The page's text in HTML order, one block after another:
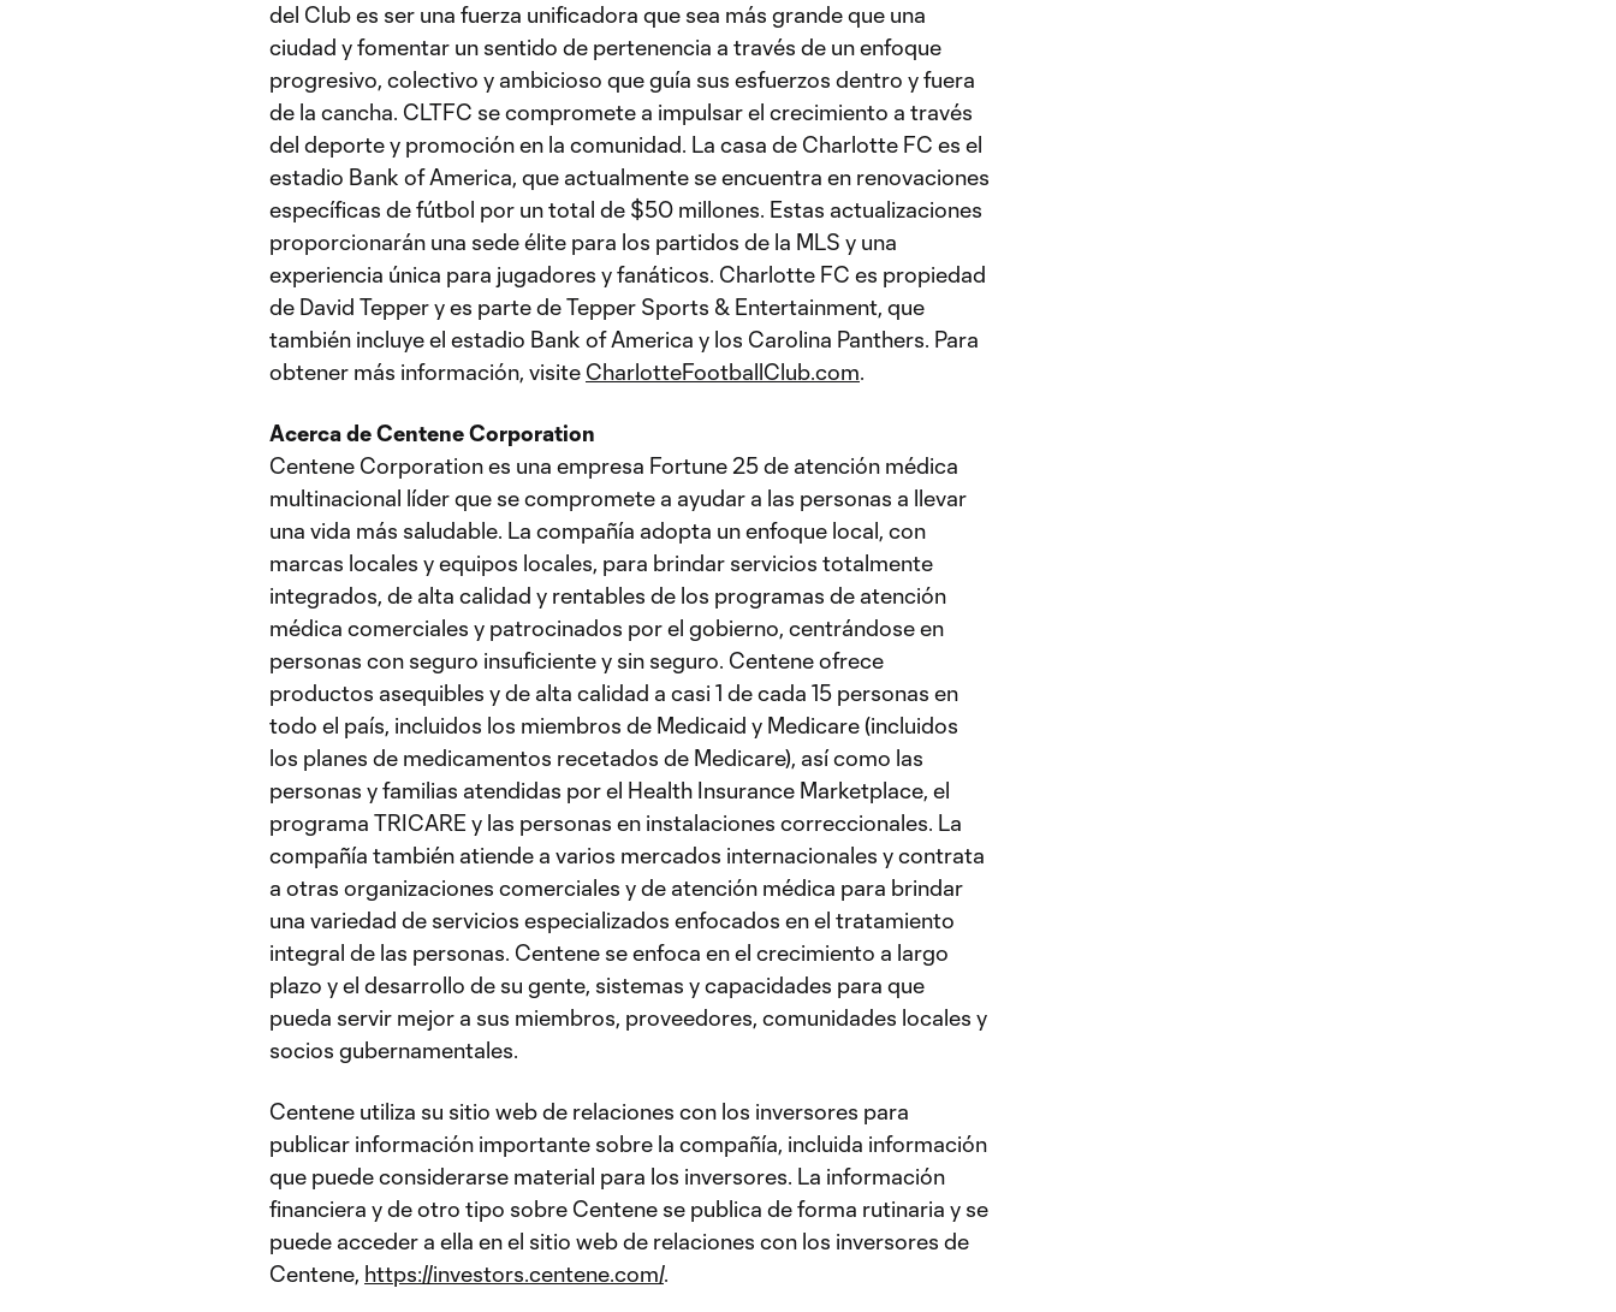
del Club es ser una fuerza unificadora que sea más grande que una
ciudad y fomentar un sentido de pertenencia a través de un enfoque
progresivo, colectivo y ambicioso que guía sus esfuerzos dentro y fuera
de la cancha. CLTFC se compromete a impulsar el crecimiento a través
del deporte y promoción en la comunidad. La casa de Charlotte FC es el
estadio Bank of America, que actualmente se encuentra en renovaciones
específicas de fútbol por un total de $50 millones. Estas actualizaciones
proporcionarán una sede élite para los partidos de la MLS y una
experiencia única para jugadores y fanáticos. Charlotte FC es propiedad
de David Tepper y es parte de Tepper Sports & Entertainment, que
también incluye el estadio Bank of America y los Carolina Panthers. Para
obtener más información, visite CharlotteFootballClub.com.
Acerca de Centene Corporation
Centene Corporation es una empresa Fortune 25 de atención médica
multinacional líder que se compromete a ayudar a las personas a llevar
una vida más saludable. La compañía adopta un enfoque local, con
marcas locales y equipos locales, para brindar servicios totalmente
integrados, de alta calidad y rentables de los programas de atención
médica comerciales y patrocinados por el gobierno, centrándose en
personas con seguro insuficiente y sin seguro. Centene ofrece
productos asequibles y de alta calidad a casi 1 de cada 15 personas en
todo el país, incluidos los miembros de Medicaid y Medicare (incluidos
los planes de medicamentos recetados de Medicare), así como las
personas y familias atendidas por el Health Insurance Marketplace, el
programa TRICARE y las personas en instalaciones correccionales. La
compañía también atiende a varios mercados internacionales y contrata
a otras organizaciones comerciales y de atención médica para brindar
una variedad de servicios especializados enfocados en el tratamiento
integral de las personas. Centene se enfoca en el crecimiento a largo
plazo y el desarrollo de su gente, sistemas y capacidades para que
pueda servir mejor a sus miembros, proveedores, comunidades locales y
socios gubernamentales.
Centene utiliza su sitio web de relaciones con los inversores para
publicar información importante sobre la compañía, incluida información
que puede considerarse material para los inversores. La información
financiera y de otro tipo sobre Centene se publica de forma rutinaria y se
puede acceder a ella en el sitio web de relaciones con los inversores de
Centene, https://investors.centene.com/.